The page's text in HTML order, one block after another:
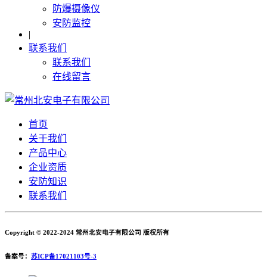
防爆摄像仪
安防监控
|
联系我们
联系我们
在线留言
首页
关于我们
产品中心
企业资质
安防知识
联系我们
Copyright © 2022-2024 常州北安电子有限公司 版权所有
备案号： 苏ICP备17021103号-3